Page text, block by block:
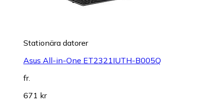
Stationära datorer
Asus All-in-One ET2321IUTH-B005Q
fr.
671 kr